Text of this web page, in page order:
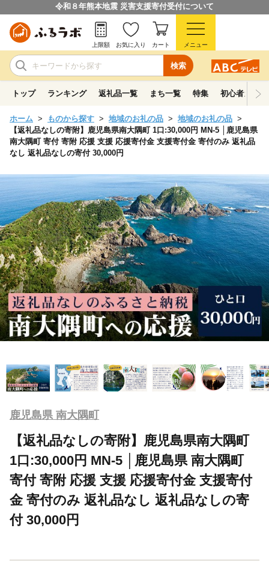
令和８年熊本地震 災害支援寄付受付について
検索
上限額 お気に入り カート メニュー
トップ ランキング 返礼品一覧 まち一覧 特集 初心者ガイド
ホーム ものから探す 地域のお礼の品
地域のお礼の品
【返礼品なしの寄附】鹿児島県南大隅町 1口:30,000円 MN-5 │鹿児島県
南大隅町 寄付 寄附 応援 支援 応援寄付金 支援寄付金 寄付のみ 返礼品
なし 返礼品なしの寄付 30,000円
鹿児島県 南大隅町
【返礼品なしの寄附】鹿児島県南大隅町
1口:30,000円 MN-5 │鹿児島県 南大隅町
寄付 寄附 応援 支援 応援寄付金 支援寄付
金 寄付のみ 返礼品なし 返礼品なしの寄
付 30,000円